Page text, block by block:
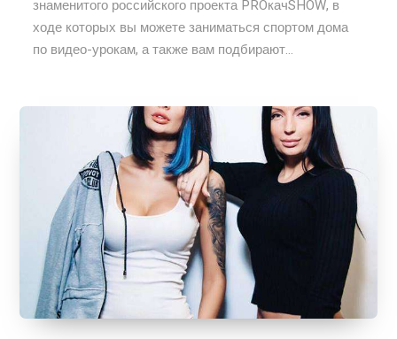
знаменитого российского проекта PROкачSHOW, в
ходе которых вы можете заниматься спортом дома
по видео-урокам, а также вам подбирают...